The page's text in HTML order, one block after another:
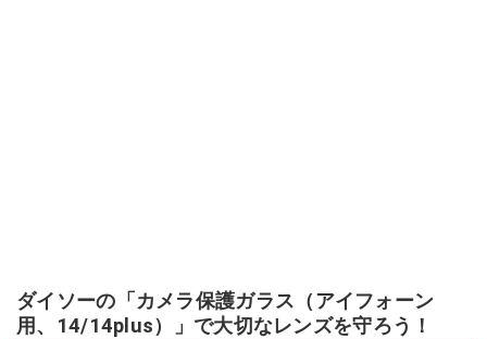
ダイソーの「カメラ保護ガラス（アイフォーン
用、14/14plus）」で大切なレンズを守ろう！